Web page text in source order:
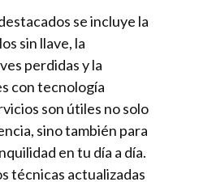
se incluye la
sin llave, la
perdidas y la
con tecnología
son útiles no solo
sino también para
en tu día a día.
técnicas actualizadas